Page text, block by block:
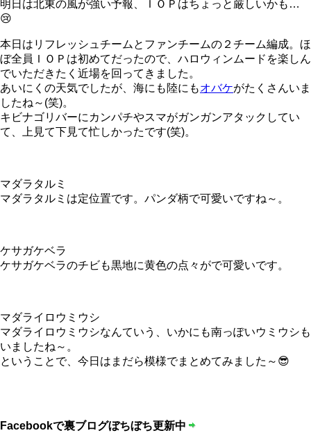
明日は北東の風が強い予報、ＩＯＰはちょっと厳しいかも…
😢
本日はリフレッシュチームとファンチームの２チーム編成。ほ
ぼ全員ＩＯＰは初めてだったので、ハロウィンムードを楽しん
でいただきたく近場を回ってきました。
あいにくの天気でしたが、海にも陸にもオバケがたくさんいま
したね～(笑)。
キビナゴリバーにカンパチやスマがガンガンアタックしてい
て、上見て下見て忙しかったです(笑)。
マダラタルミ
マダラタルミは定位置です。パンダ柄で可愛いですね～。
ケサガケベラ
ケサガケベラのチビも黒地に黄色の点々がで可愛いです。
マダライロウミウシ
マダライロウミウシなんていう、いかにも南っぽいウミウシも
いましたね～。
ということで、今日はまだら模様でまとめてみました～😎
Facebookで裏ブログぼちぼち更新中